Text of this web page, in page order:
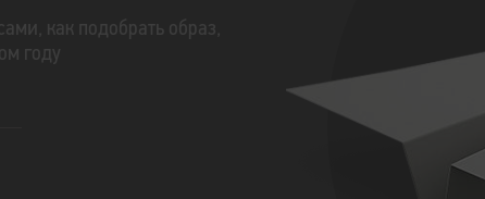
как подобрать образ,
году